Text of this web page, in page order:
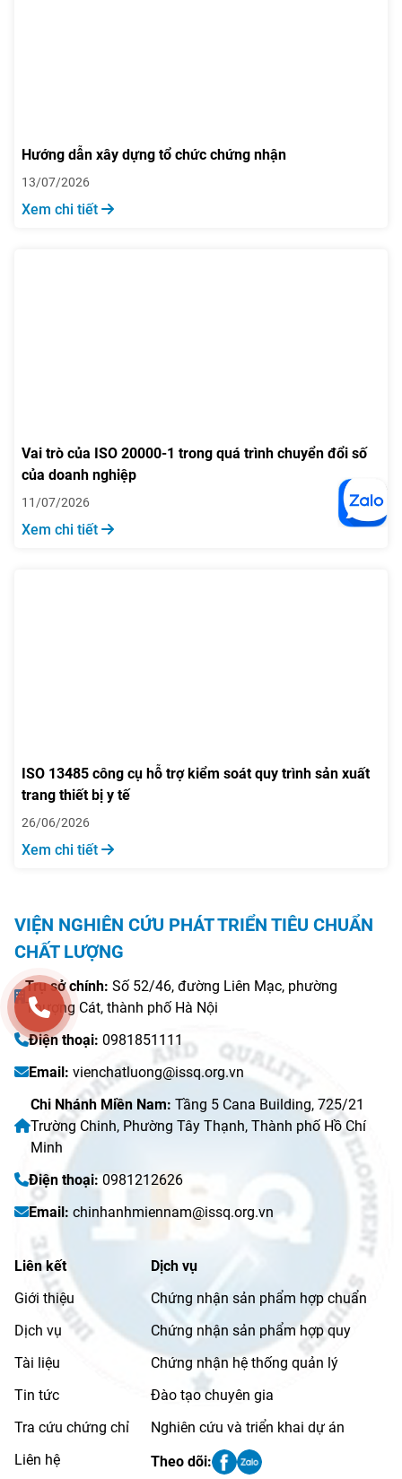
Hướng dẫn xây dựng tổ chức chứng nhận
13/07/2026
Xem chi tiết
Vai trò của ISO 20000-1 trong quá trình chuyển đổi số
của doanh nghiệp
11/07/2026
Xem chi tiết
ISO 13485 công cụ hỗ trợ kiểm soát quy trình sản xuất
trang thiết bị y tế
26/06/2026
Xem chi tiết
VIỆN NGHIÊN CỨU PHÁT TRIỂN TIÊU CHUẨN
CHẤT LƯỢNG
Trụ sở chính: Số 52/46, đường Liên Mạc, phường
Thượng Cát, thành phố Hà Nội
Điện thoại: 0981851111
Email: vienchatluong@issq.org.vn
Chi Nhánh Miền Nam: Tầng 5 Cana Building, 725/21
Trường Chinh, Phường Tây Thạnh, Thành phố Hồ Chí
Minh
Điện thoại: 0981212626
Email: chinhanhmiennam@issq.org.vn
Liên kết
Giới thiệu
Dịch vụ
Tài liệu
Tin tức
Tra cứu chứng chỉ
Liên hệ
Dịch vụ
Chứng nhận sản phẩm hợp chuẩn
Chứng nhận sản phẩm hợp quy
Chứng nhận hệ thống quản lý
Đào tạo chuyên gia
Nghiên cứu và triển khai dự án
Theo dõi: